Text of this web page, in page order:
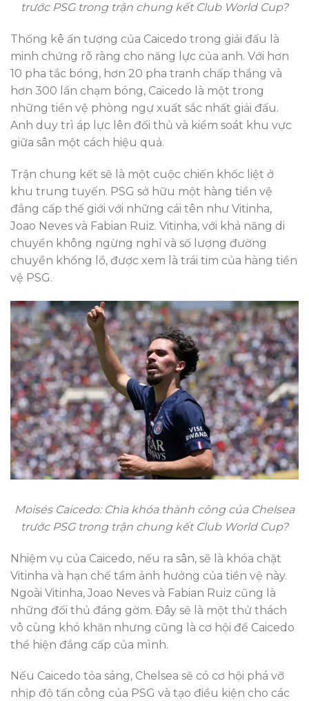
trước PSG trong trận chung kết Club World Cup?
Thống kê ấn tượng của Caicedo trong giải đấu là
minh chứng rõ ràng cho năng lực của anh. Với hơn
10 pha tắc bóng, hơn 20 pha tranh chấp thắng và
hơn 300 lần chạm bóng, Caicedo là một trong
những tiền vệ phòng ngự xuất sắc nhất giải đấu.
Anh duy trì áp lực lên đối thủ và kiểm soát khu vực
giữa sân một cách hiệu quả.
Trận chung kết sẽ là một cuộc chiến khốc liệt ở
khu trung tuyến. PSG sở hữu một hàng tiền vệ
đẳng cấp thế giới với những cái tên như Vitinha,
Joao Neves và Fabian Ruiz. Vitinha, với khả năng di
chuyển không ngừng nghỉ và số lượng đường
chuyền khổng lồ, được xem là trái tim của hàng tiền
vệ PSG.
Moisés Caicedo: Chìa khóa thành công của Chelsea
trước PSG trong trận chung kết Club World Cup?
Nhiệm vụ của Caicedo, nếu ra sân, sẽ là khóa chặt
Vitinha và hạn chế tầm ảnh hưởng của tiền vệ này.
Ngoài Vitinha, Joao Neves và Fabian Ruiz cũng là
những đối thủ đáng gờm. Đây sẽ là một thử thách
vô cùng khó khăn nhưng cũng là cơ hội để Caicedo
thể hiện đẳng cấp của mình.
Nếu Caicedo tỏa sáng, Chelsea sẽ có cơ hội phá vỡ
nhịp độ tấn công của PSG và tạo điều kiện cho các